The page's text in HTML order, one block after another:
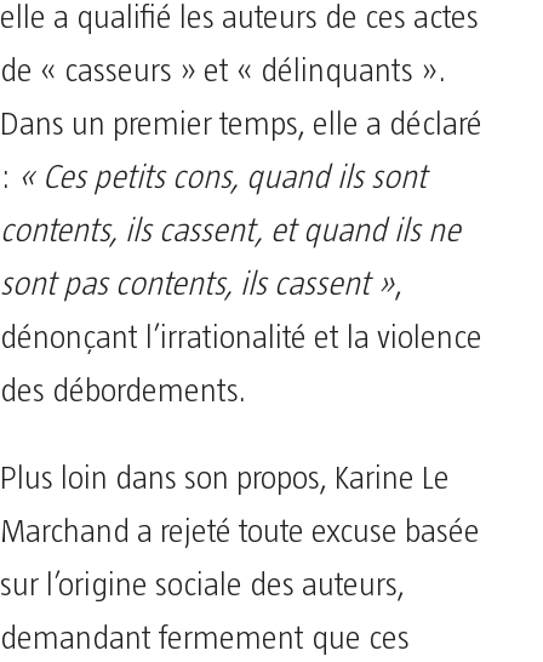
elle a qualifié les auteurs de ces actes
de « casseurs » et « délinquants ».
Dans un premier temps, elle a déclaré
: « Ces petits cons, quand ils sont
contents, ils cassent, et quand ils ne
sont pas contents, ils cassent »,
dénonçant l’irrationalité et la violence
des débordements.
Plus loin dans son propos, Karine Le
Marchand a rejeté toute excuse basée
sur l’origine sociale des auteurs,
demandant fermement que ces